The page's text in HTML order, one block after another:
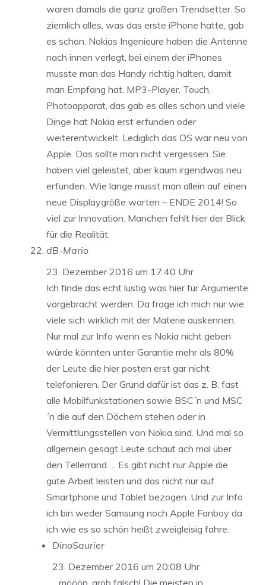
waren damals die ganz großen Trendsetter. So
ziemlich alles, was das erste iPhone hatte, gab
es schon. Nokias Ingenieure haben die Antenne
nach innen verlegt, bei einem der iPhones
musste man das Handy richtig halten, damit
man Empfang hat. MP3-Player, Touch,
Photoapparat, das gab es alles schon und viele
Dinge hat Nokia erst erfunden oder
weiterentwickelt. Lediglich das OS war neu von
Apple. Das sollte man nicht vergessen. Sie
haben viel geleistet, aber kaum irgendwas neu
erfunden. Wie lange musst man allein auf einen
neue Displaygröße warten – ENDE 2014! So
viel zur Innovation. Manchen fehlt hier der Blick
für die Realität.
dB-Mario
23. Dezember 2016 um 17:40 Uhr
Ich finde das echt lustig was hier für Argumente
vorgebracht werden. Da frage ich mich nur wie
viele sich wirklich mit der Materie auskennen.
Nur mal zur Info wenn es Nokia nicht geben
würde könnten unter Garantie mehr als 80%
der Leute die hier posten erst gar nicht
telefonieren. Der Grund dafür ist das z. B. fast
alle Mobilfunkstationen sowie BSC´n und MSC
´n die auf den Dächern stehen oder in
Vermittlungsstellen von Nokia sind. Und mal so
allgemein gesagt Leute schaut ach mal über
den Tellerrand … Es gibt nicht nur Apple die
gute Arbeit leisten und das nicht nur auf
Smartphone und Tablet bezogen. Und zur Info
ich bin weder Samsung noch Apple Fanboy da
ich wie es so schön heißt zweigleisig fahre.
DinoSaurier
23. Dezember 2016 um 20:08 Uhr